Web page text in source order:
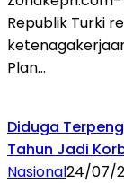
Republik Turki
Plan…
Diduga
Tahun Jadi
Nasional24/07/